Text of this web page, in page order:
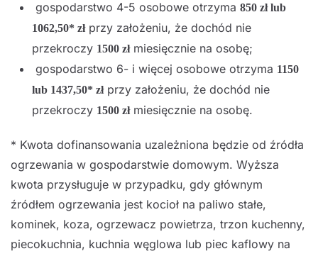
gospodarstwo 4-5 osobowe otrzyma 850 zł lub
1062,50* złprzy założeniu, że dochód nie
przekroczy 1500 złmiesięcznie na osobę;
gospodarstwo 6- i więcej osobowe otrzyma 1150
lub 1437,50* złprzy założeniu, że dochód nie
przekroczy 1500 złmiesięcznie na osobę.
* Kwota dofinansowania uzależniona będzie od źródła
ogrzewania w gospodarstwie domowym. Wyższa
kwota przysługuje w przypadku, gdy głównym
źródłem ogrzewania jest kocioł na paliwo stałe,
kominek, koza, ogrzewacz powietrza, trzon kuchenny,
piecokuchnia, kuchnia węglowa lub piec kaflowy na